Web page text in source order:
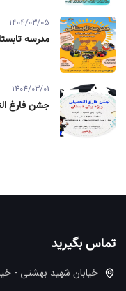
1404/03/05
مدرسه
1404/03/01
جشن فارغ
تماس بگیرید
خیابان شهید بهشتی -